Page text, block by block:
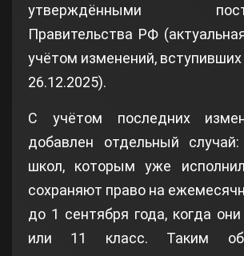
утверждёнными
Правительства РФ
учётом изменений, вступивших
26.12.2025).
С учётом последних
добавлен отдельный
школ, которым уже
сохраняют право на
до 1 сентября года, когда
или 11 класс. Таким